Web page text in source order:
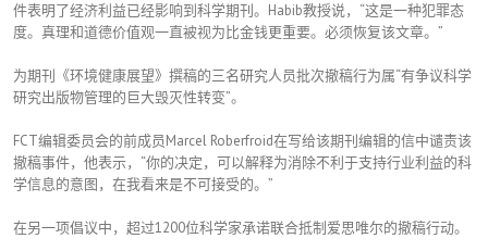
件表明了经济利益已经影响到科学期刊。Habib教授说，“这是一种犯罪态
度。真理和道德价值观一直被视为比金钱更重要。必须恢复该文章。”
为期刊《环境健康展望》撰稿的三名研究人员批次撤稿行为属“有争议科学
研究出版物管理的巨大毁灭性转变”。
FCT编辑委员会的前成员Marcel Roberfroid在写给该期刊编辑的信中谴责该
撤稿事件，他表示，“你的决定，可以解释为消除不利于支持行业利益的科
学信息的意图，在我看来是不可接受的。”
在另一项倡议中，超过1200位科学家承诺联合抵制爱思唯尔的撤稿行动。